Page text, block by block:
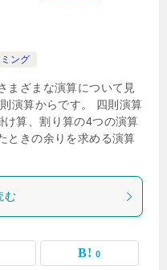
ング
まざまな演算について見
演算からです。 四則演算
け算、割り算の4つの演算
ときの余りを求める演算
む
0